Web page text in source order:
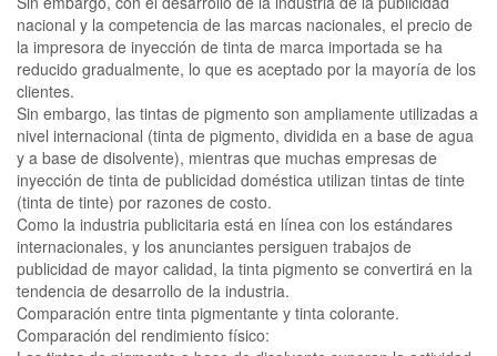
nacional y la competencia de las marcas nacionales, el precio de
la impresora de inyección de tinta de marca importada se ha
reducido gradualmente, lo que es aceptado por la mayoría de los
clientes.
Sin embargo, las tintas de pigmento son ampliamente utilizadas a
nivel internacional (tinta de pigmento, dividida en a base de agua
y a base de disolvente), mientras que muchas empresas de
inyección de tinta de publicidad doméstica utilizan tintas de tinte
(tinta de tinte) por razones de costo.
Como la industria publicitaria está en línea con los estándares
internacionales, y los anunciantes persiguen trabajos de
publicidad de mayor calidad, la tinta pigmento se convertirá en la
tendencia de desarrollo de la industria.
Comparación entre tinta pigmentante y tinta colorante.
Comparación del rendimiento físico: